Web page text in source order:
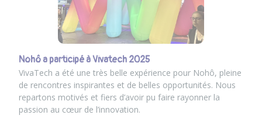
Nohô a participé à Vivatech 2025
VivaTech a été une très belle expérience pour Nohô, pleine
de rencontres inspirantes et de belles opportunités. Nous
repartons motivés et fiers d’avoir pu faire rayonner la
passion au cœur de l’innovation.